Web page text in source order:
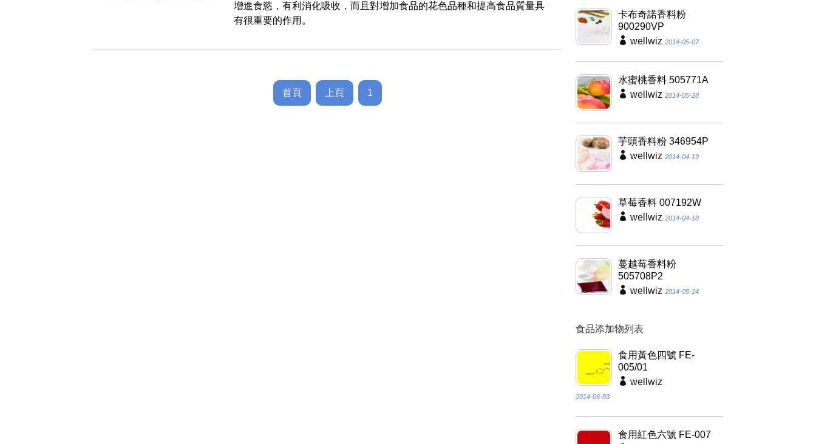
增進食慾，有利消化吸收，而且對增加食品的花色品種和提高食品質量具
有很重要的作用。
首頁 上頁 1
卡布奇諾香料粉
900290VP
wellwiz 2014-05-07
水蜜桃香料 505771A
wellwiz 2014-05-28
芋頭香料粉 346954P
wellwiz 2014-04-19
草莓香料 007192W
wellwiz 2014-04-18
蔓越莓香料粉
505708P2
wellwiz 2014-05-24
食品添加物列表
食用黃色四號 FE-
005/01
wellwiz
2014-06-03
食用紅色六號 FE-007